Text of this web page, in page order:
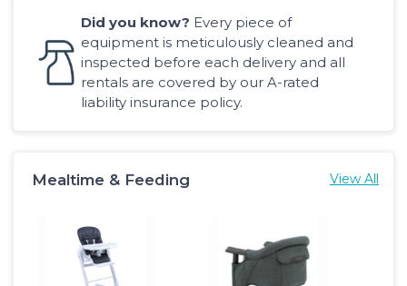
Did you know? Every piece of
equipment is meticulously cleaned and
inspected before each delivery and all
rentals are covered by our A-rated
liability insurance policy.
Mealtime & Feeding View All